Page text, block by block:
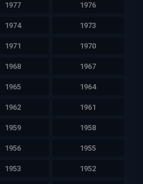
1977 1976
1974 1973
1971 1970
1968 1967
1965 1964
1962 1961
1959 1958
1956 1955
1953 1952